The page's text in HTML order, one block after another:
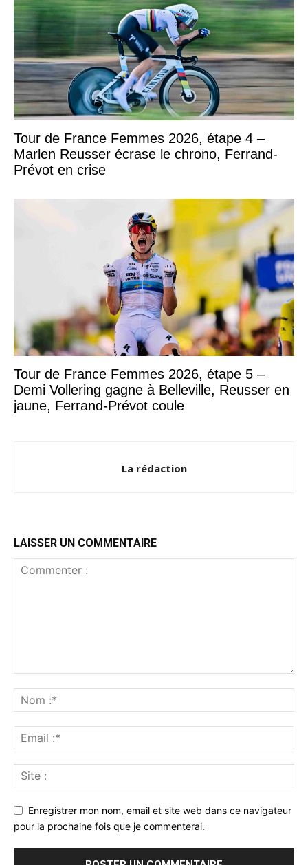
Tour de France Femmes 2026, étape 4 –
Marlen Reusser écrase le chrono, Ferrand-
Prévot en crise
Tour de France Femmes 2026, étape 5 –
Demi Vollering gagne à Belleville, Reusser en
jaune, Ferrand-Prévot coule
La rédaction
LAISSER UN COMMENTAIRE
Enregistrer mon nom, email et site web dans ce navigateur
pour la prochaine fois que je commenterai.